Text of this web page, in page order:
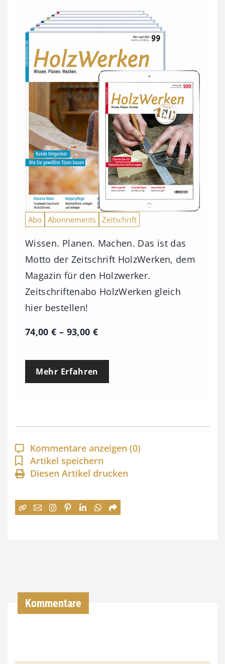
Abo Abonnements Zeitschrift
Wissen. Planen. Machen. Das ist das
Motto der Zeitschrift HolzWerken, dem
Magazin für den Holzwerker.
Zeitschriftenabo HolzWerken gleich
hier bestellen!
74,00€ – 93,00 €P
e
p
a
n
n
:
Mehr Erfahren
Kommentare anzeigen (0)
Artikel speichern
Diesen Artikel drucken
Kommentare